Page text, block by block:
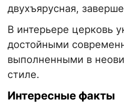
двухъярусная,
В интерьере церковь
достойными
выполненными в
стиле.
Интересные факты